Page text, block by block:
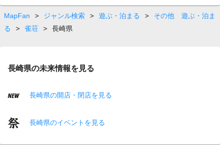
MapFan > ジャンル検索 > 遊ぶ・泊まる >
その他 遊ぶ・泊ま
る
> 雀荘 > 長崎県
長崎県の未来情報を見る
長崎県の開店・閉店を見る
長崎県のイベントを見る